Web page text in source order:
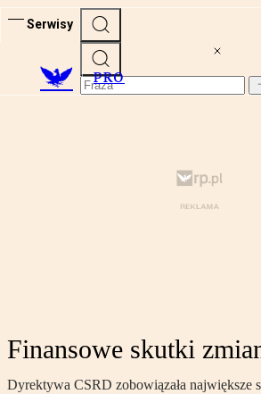
Serwisy
PRO
Finansowe skutki
Dyrektywa CSRD zobowiązała największe